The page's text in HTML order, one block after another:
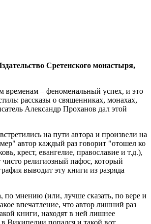
Сретенского монастыря,
временам – феноменальный успех, и это
рассказы о священниках, монахах,
Александр Проханов дал этой
на пути автора и произвели на
автор каждый раз говорит "отошел ко
крест, евангелие, православие и т.д.),
религиозный пафос, который
выводит эту книги из разряда
по мнению (или, лучше сказать, по вере и
впечатление, что автор лишний раз
книги, находят в ней лишнее
Википедии попался и такой вот